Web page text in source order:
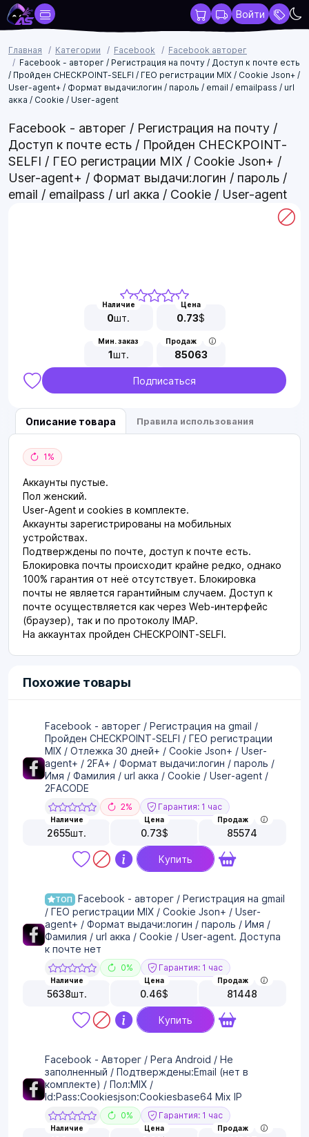
Войти
Главная Категории Facebook
Facebook авторег
Facebook - авторег / Регистрация на почту / Доступ к почте есть
/ Пройден CHECKPOINT-SELFI / ГЕО регистрации MIX / Cookie Json+ /
User-agent+ / Формат выдачи:логин / пароль / email / emailpass / url
акка / Cookie / User-agent
Facebook - авторег / Регистрация на почту /
Доступ к почте есть / Пройден CHECKPOINT-
SELFI / ГЕО регистрации MIX / Cookie Json+ /
User-agent+ / Формат выдачи:логин / пароль /
email / emailpass / url акка / Cookie / User-agent
Наличие
0шт.
Цена
0.73$
Мин. заказ
1шт.
Продаж
85063
Подписаться
Описание товара Правила использования
1%
Аккаунты пустые.
Пол женский.
User-Agent и cookies в комплекте.
Аккаунты зарегистрированы на мобильных
устройствах.
Подтверждены по почте, доступ к почте есть.
Блокировка почты происходит крайне редко, однако
100% гарантия от неё отсутствует. Блокировка
почты не является гарантийным случаем. Доступ к
почте осуществляется как через Web-интерфейс
(браузер), так и по протоколу IMAP.
На аккаунтах пройден CHECKPOINT-SELFI.
Похожие товары
Facebook - авторег / Регистрация на gmail /
Пройден CHECKPOINT-SELFI / ГЕО регистрации
MIX / Отлежка 30 дней+ / Cookie Json+ / User-
agent+ / 2FA+ / Формат выдачи:логин / пароль /
Имя / Фамилия / url акка / Cookie / User-agent /
2FACODE
2% Гарантия: 1 час
Наличие
2655шт.
Цена
0.73$
Продаж
85574
Купить
ТОП
Facebook - авторег / Регистрация на gmail
/ ГЕО регистрации MIX / Cookie Json+ / User-
agent+ / Формат выдачи:логин / пароль / Имя /
Фамилия / url акка / Cookie / User-agent. Доступа
к почте нет
0% Гарантия: 1 час
Наличие
5638шт.
Цена
0.46$
Продаж
81448
Купить
Facebook - Авторег / Рега Android / Не
заполненный / Подтверждены:Email (нет в
комплекте) / Пол:MIX /
Id:Pass:Cookiesjson:Cookiesbase64 Mix IP
0% Гарантия: 1 час
Наличие Цена Продаж